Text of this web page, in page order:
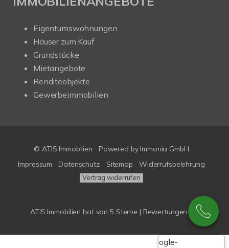
Eigentumswohnungen
Häuser zum Kauf
Grundstücke
Mietangebote
Renditeobjekte
Gewerbeimmobilien
© ATIS Immobilien Powered by Immonia GmbH
Impressum
Datenschutz Sitemap Widerrufsbelehrung
Vertrag widerrufen
ATIS Immobilien hat von5 Sterne | Bewertungen bei
Google-